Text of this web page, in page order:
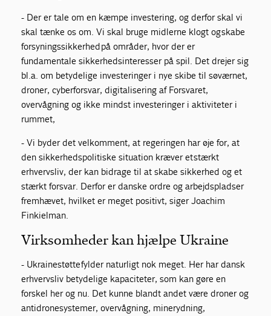
- Der er tale om en kæmpe investering, og derfor skal vi
skal tænke os om. Vi skal bruge midlerne klogt og skabe
forsyningssikkerhed på områder, hvor der er
fundamentale sikkerhedsinteresser på spil. Det drejer sig
bl.a. om betydelige investeringer i nye skibe til søværnet,
droner, cyberforsvar, digitalisering af Forsvaret,
overvågning og ikke mindst investeringer i aktiviteter i
rummet,
- Vi byder det velkomment, at regeringen har øje for, at
den sikkerhedspolitiske situation kræver et stærkt
erhvervsliv, der kan bidrage til at skabe sikkerhed og et
stærkt forsvar. Derfor er danske ordre og arbejdspladser
fremhævet, hvilket er meget positivt, siger Joachim
Finkielman.
Virksomheder kan hjælpe Ukraine
- Ukrainestøtte fylder naturligt nok meget. Her har dansk
erhvervsliv betydelige kapaciteter, som kan gøre en
forskel her og nu. Det kunne blandt andet være droner og
antidronesystemer, overvågning, minerydning,